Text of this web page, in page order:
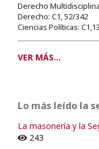
Derecho
Derecho: C1, 52/342
Ciencias Políticas:
VER MÁS...
Lo más leído la
La masonería y la
243